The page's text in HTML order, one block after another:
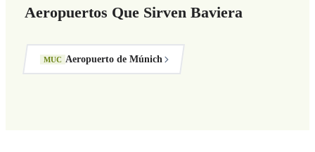
Aeropuertos Que Sirven Baviera
MUC Aeropuerto de Múnich